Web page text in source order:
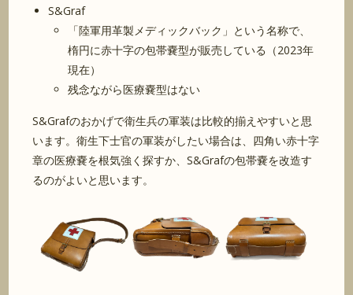
S&Graf
「陸軍用革製メディックバック」という名称で、
楕円に赤十字の包帯嚢型が販売している（2023年
現在）
残念ながら医療嚢型はない
S&Grafのおかげで衛生兵の軍装は比較的揃えやすいと思
います。衛生下士官の軍装がしたい場合は、四角い赤十字
章の医療嚢を根気強く探すか、S&Grafの包帯嚢を改造す
るのがよいと思います。